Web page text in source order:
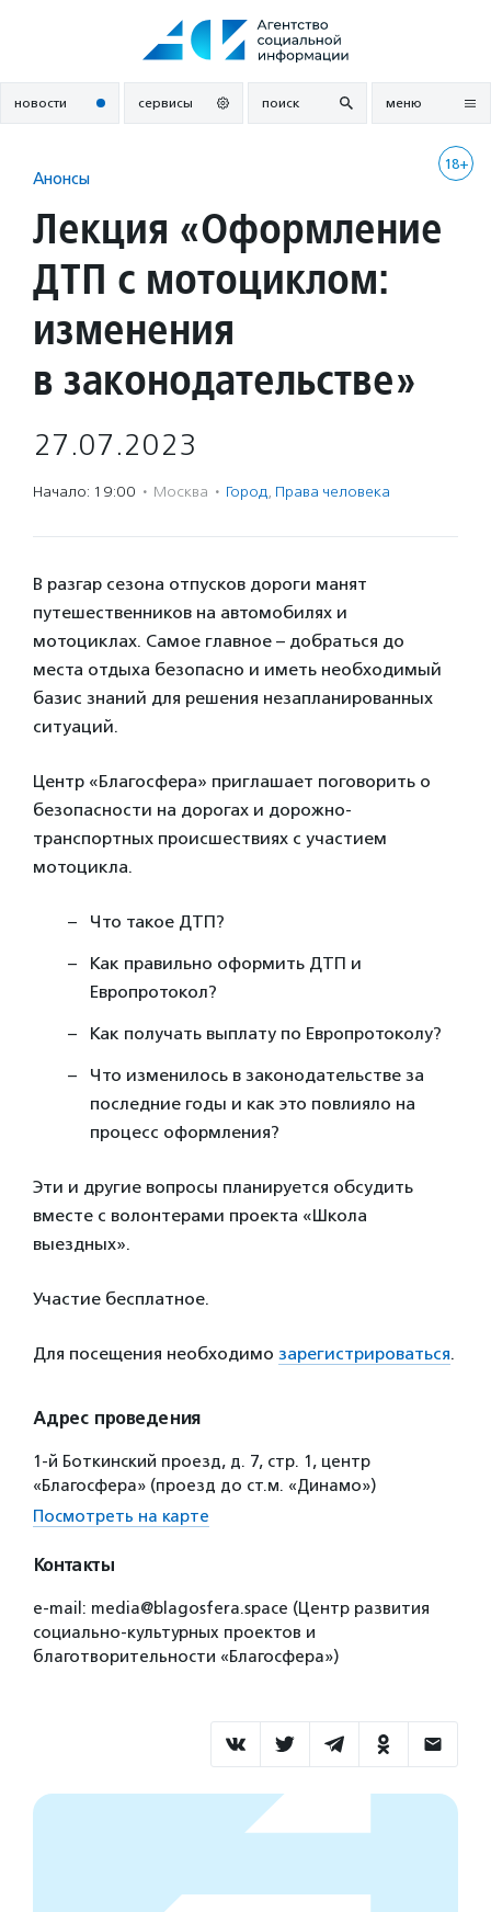
новости сервисы поиск меню
18+
Анонсы
Лекция «Оформление
ДТП с мотоциклом:
изменения
в законодательстве»
27.07.2023
Начало: 19:00 · Москва · Город, Права человека
В разгар сезона отпусков дороги манят
путешественников на автомобилях и
мотоциклах. Самое главное – добраться до
места отдыха безопасно и иметь необходимый
базис знаний для решения незапланированных
ситуаций.
Центр «Благосфера» приглашает поговорить о
безопасности на дорогах и дорожно-
транспортных происшествиях с участием
мотоцикла.
Что такое ДТП?
Как правильно оформить ДТП и
Европротокол?
Как получать выплату по Европротоколу?
Что изменилось в законодательстве за
последние годы и как это повлияло на
процесс оформления?
Эти и другие вопросы планируется обсудить
вместе с волонтерами проекта «Школа
выездных».
Участие бесплатное.
Для посещения необходимо зарегистрироваться.
Адрес проведения
1-й Боткинский проезд, д. 7, стр. 1, центр
«Благосфера» (проезд до ст.м. «Динамо»)
Посмотреть на карте
Контакты
e-mail: media@blagosfera.space (Центр развития
социально-культурных проектов и
благотворительности «Благосфера»)